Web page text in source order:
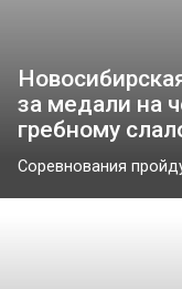
за медали на
гребному
Соревнования